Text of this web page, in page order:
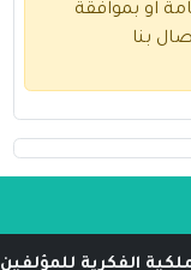
او بموافقة
بنا
الفكرية للمؤلفين